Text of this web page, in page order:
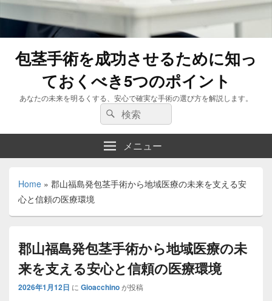
包茎手術を成功させるために知っ
ておくべき5つのポイント
あなたの未来を明るくする、安心で確実な手術の選び方を解説します。
検
索:
検
索
メニュー
Home » 郡山福島発包茎手術から地域医療の未来を支える安
心と信頼の医療環境
郡山福島発包茎手術から地域医療の未
来を支える安心と信頼の医療環境
2026年1月12日 に Gioacchinoが投稿